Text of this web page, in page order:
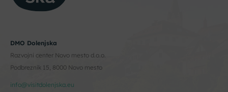
DMO Dolenjska
Razvojni center Novo mesto d.o.o.
Podbreznik 15, 8000 Novo mesto
info@visitdolenjska.eu